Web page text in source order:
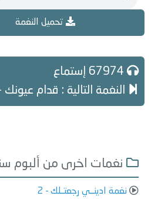
تحميل النغمة
النغمة التالية : قدام عيونك -
نغمات اخرى من ألبوم
نغمة ادينــي رجعتــلك - 2